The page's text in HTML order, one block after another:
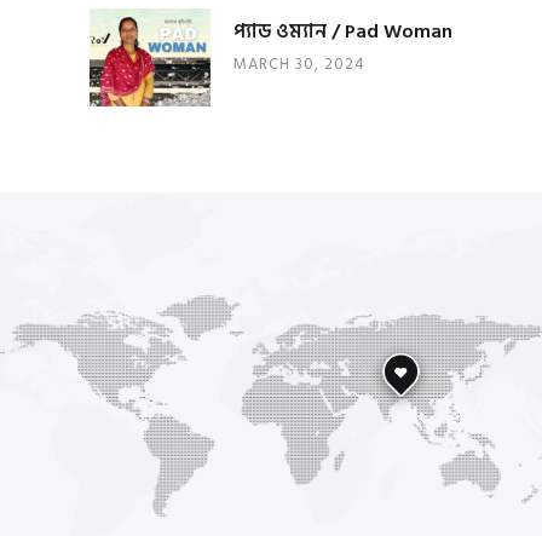
প্যাড ওম্যান / Pad Woman
MARCH 30, 2024